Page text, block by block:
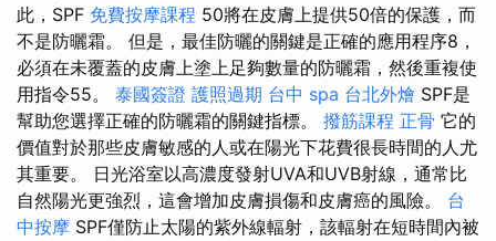
此，SPF 免費按摩課程 50將在皮膚上提供50倍的保護，而
不是防曬霜。 但是，最佳防曬的關鍵是正確的應用程序8，
必須在未覆蓋的皮膚上塗上足夠數量的防曬霜，然後重複使
用指令55。 泰國簽證 護照過期 台中 spa 台北外燴 SPF是
幫助您選擇正確的防曬霜的關鍵指標。 撥筋課程 正骨 它的
價值對於那些皮膚敏感的人或在陽光下花費很長時間的人尤
其重要。 日光浴室以高濃度發射UVA和UVB射線，通常比
自然陽光更強烈，這會增加皮膚損傷和皮膚癌的風險。 台
中按摩 SPF僅防止太陽的紫外線輻射，該輻射在短時間內被